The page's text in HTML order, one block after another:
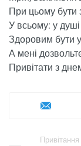
При цьому бути
У всьому: у душі
Здоровим бути
А мені
Привітати з